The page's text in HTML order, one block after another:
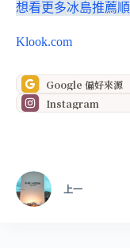
想看更多冰島推薦
Klook.com
Google 偏好來源
Instagram
上一